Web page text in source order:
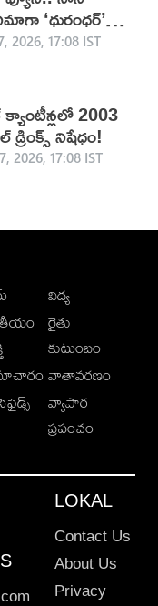
‘ధురంధర్’
2026, 17:08 IST
2003
డ్రింక్స్ నిషేధం!
2026, 17:08 IST
విద్య
రైతు
కుటుంబం
వాతావరణం
వ్యాపార
ప్రపంచం
LOKAL
Contact Us
About Us
Privacy